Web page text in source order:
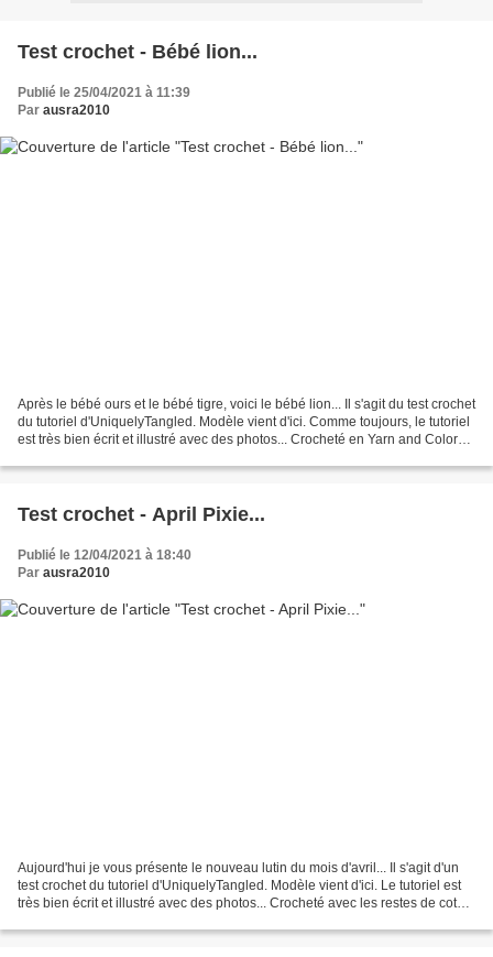
Test crochet - Bébé lion...
Publié le 25/04/2021 à 11:39
Par ausra2010
Après le bébé ours et le bébé tigre, voici le bébé lion... Il s'agit du test crochet
du tutoriel d'UniquelyTangled. Modèle vient d'ici. Comme toujours, le tutoriel
est très bien écrit et illustré avec des photos... Crocheté en Yarn and Colors
Test crochet - April Pixie...
Publié le 12/04/2021 à 18:40
Par ausra2010
Aujourd'hui je vous présente le nouveau lutin du mois d'avril... Il s'agit d'un
test crochet du tutoriel d'UniquelyTangled. Modèle vient d'ici. Le tutoriel est
très bien écrit et illustré avec des photos... Crocheté avec les restes de coton